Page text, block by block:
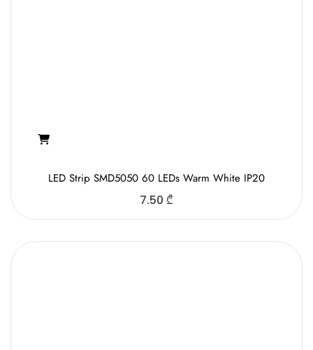
LED Strip SMD5050 60 LEDs Warm White IP20
7.50 ₾